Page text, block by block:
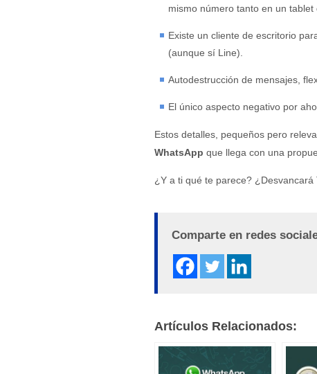
mismo número tanto en un
Existe un cliente de escritorio
(aunque sí Line).
Autodestrucción de mensajes,
El único aspecto negativo por
Estos detalles, pequeños pero
WhatsApp que llega con una
¿Y a ti qué te parece?
Comparte en redes
Artículos Relacionados: